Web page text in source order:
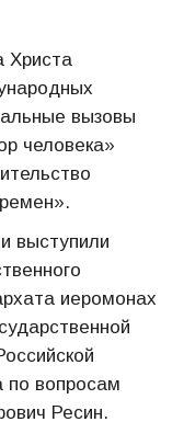
Христа
вызовы
человека»
выступили
иеромонах
по вопросам
Ресин.